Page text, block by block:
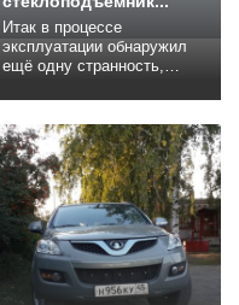
Итак в процессе
эксплуатации обнаружил
ещё одну странность,
одной из предыдущих
авто. Тупит задний левый
стеклоподъемник.
Происходит это так:
Беспечный пассажир
открывает заднее стекло
дабы нюхнуть воздуха.
Нюхнул, можно бы и
закрыть, ан нет! Хавроний
говорит не закрою! И не...